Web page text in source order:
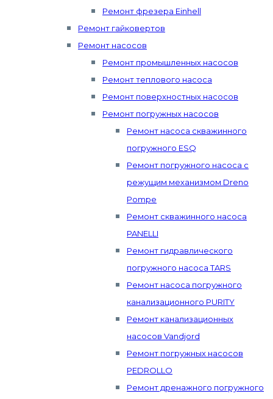
Ремонт фрезера Einhell
Ремонт гайковертов
Ремонт насосов
Ремонт промышленных насосов
Ремонт теплового насоса
Ремонт поверхностных насосов
Ремонт погружных насосов
Ремонт насоса скважинного
погружного ESQ
Ремонт погружного насоса с
режущим механизмом Dreno
Pompe
Ремонт скважинного насоса
PANELLI
Ремонт гидравлического
погружного насоса TARS
Ремонт насоса погружного
канализационного PURITY
Ремонт канализационных
насосов Vandjord
Ремонт погружных насосов
PEDROLLO
Ремонт дренажного погружного